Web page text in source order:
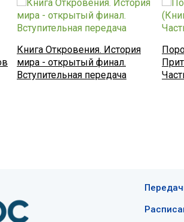
Книга Откровения. История
мира - открытый финал.
Вступительная передача